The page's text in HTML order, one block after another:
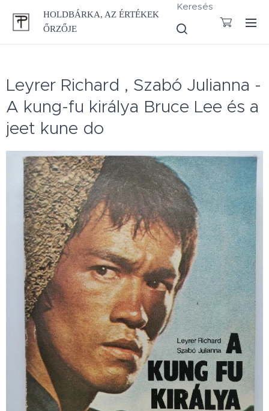
HOLDBÁRKA, AZ ÉRTÉKEK
ŐRZŐJE
Keresés
Leyrer Richard , Szabó Julianna -
A kung-fu királya Bruce Lee és a
jeet kune do